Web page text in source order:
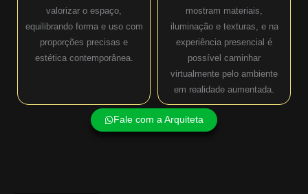
valorizar o espaço,
equilibrando forma e uso com
proporções precisas e
estética contemporânea.
mostram materiais,
iluminação e texturas, e na
experiência presencial é
possível caminhar
virtualmente pelo ambiente
em realidade aumentada.
Fale com a Arquiteta